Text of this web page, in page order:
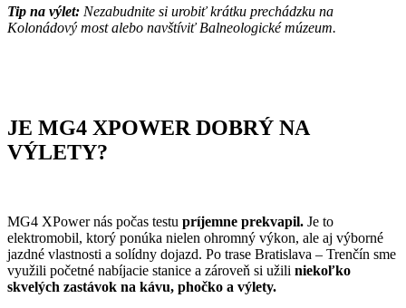
Tip na výlet: Nezabudnite si urobiť krátku prechádzku na
Kolonádový most alebo navštíviť Balneologické múzeum.
JE MG4 XPOWER DOBRÝ NA
VÝLETY?
MG4 XPower nás počas testu príjemne prekvapil. Je to
elektromobil, ktorý ponúka nielen ohromný výkon, ale aj výborné
jazdné vlastnosti a solídny dojazd. Po trase Bratislava – Trenčín sme
využili početné nabíjacie stanice a zároveň si užili niekoľko
skvelých zastávok na kávu, phočko a výlety.